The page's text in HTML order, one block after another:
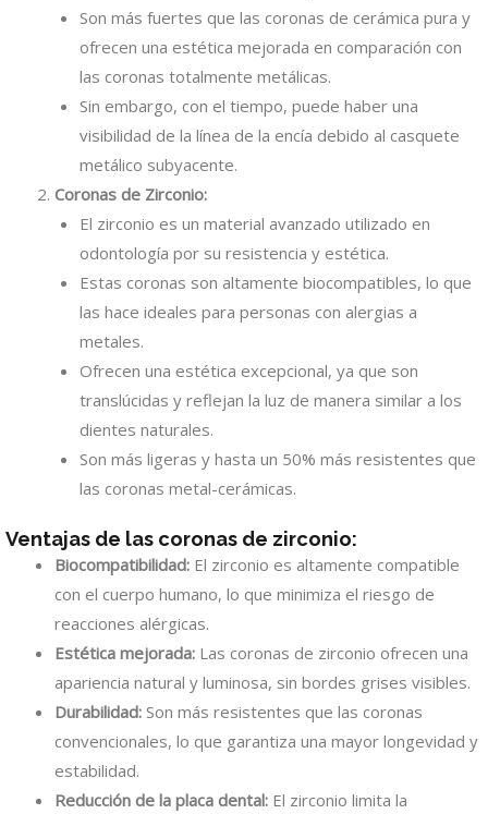
Son más fuertes que las coronas de cerámica pura y
ofrecen una estética mejorada en comparación con
las coronas totalmente metálicas.
Sin embargo, con el tiempo, puede haber una
visibilidad de la línea de la encía debido al casquete
metálico subyacente.
Coronas de Zirconio:
El zirconio es un material avanzado utilizado en
odontología por su resistencia y estética.
Estas coronas son altamente biocompatibles, lo que
las hace ideales para personas con alergias a
metales.
Ofrecen una estética excepcional, ya que son
translúcidas y reflejan la luz de manera similar a los
dientes naturales.
Son más ligeras y hasta un 50% más resistentes que
las coronas metal-cerámicas.
Ventajas de las coronas de zirconio:
Biocompatibilidad: El zirconio es altamente compatible
con el cuerpo humano, lo que minimiza el riesgo de
reacciones alérgicas.
Estética mejorada: Las coronas de zirconio ofrecen una
apariencia natural y luminosa, sin bordes grises visibles.
Durabilidad: Son más resistentes que las coronas
convencionales, lo que garantiza una mayor longevidad y
estabilidad.
Reducción de la placa dental: El zirconio limita la